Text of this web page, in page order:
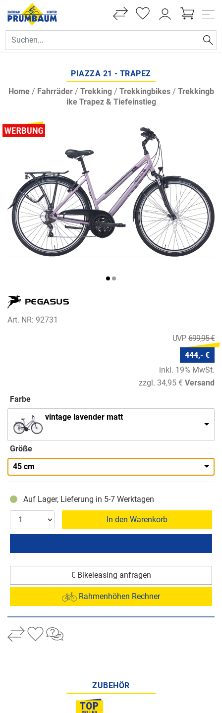
PIAZZA 21 - TRAPEZ
Home/ Fahrräder/ Trekking/ Trekkingbikes/ Trekkingb
ike Trapez & Tiefeinstieg
Art. NR: 92731
699,95 €
444,- €
inkl. 19% MwSt.
zzgl. 34,95 € Versand
Farbe
vintage lavender matt
Größe
45 cm
Auf Lager, Lieferung in 5-7 Werktagen
In den Warenkorb
€ Bikeleasing anfragen
Rahmenhöhen Rechner
ZUBEHÖR